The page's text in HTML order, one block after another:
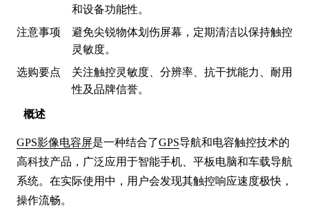
概述
GPS影像电容屏是一种结合了GPS导航和电容触控技术的
高科技产品，广泛应用于智能手机、平板电脑和车载导航
系统。在实际使用中，用户会发现其触控响应速度极快，
操作流畅。
和设备功能性。
注意事项
避免尖锐物体划伤屏幕，定期清洁以保持触控
灵敏度。
选购要点
关注触控灵敏度、分辨率、抗干扰能力、耐用
性及品牌信誉。